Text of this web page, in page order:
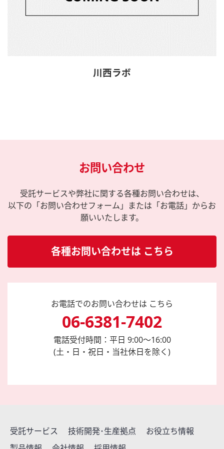
川西ラボ
お問い合わせ
受託サービスや弊社に関する各種お問い合わせは、
以下の「お問い合わせフォーム」または「お電話」からお
願いいたします。
各種お問い合わせは こちら
お電話でのお問い合わせは こちら
06-6381-7402
電話受付時間：平日 9:00～16:00
(土・日・祝日・当社休日を除く)
受託サービス 技術開発･生産拠点
お役立ち情報